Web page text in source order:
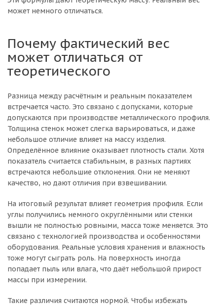
может немного отличаться.
Почему фактический вес
может отличаться от
теоретического
Разница между расчётным и реальным показателем
встречается часто. Это связано с допусками, которые
допускаются при производстве металлического профиля.
Толщина стенок может слегка варьироваться, и даже
небольшое отличие влияет на массу изделия.
Определённое влияние оказывает плотность стали. Хотя
показатель считается стабильным, в разных партиях
встречаются небольшие отклонения. Они не меняют
качество, но дают отличия при взвешивании.
На итоговый результат влияет геометрия профиля. Если
углы получились немного округлёнными или стенки
вышли не полностью ровными, масса тоже меняется. Это
связано с технологией производства и особенностями
оборудования. Реальные условия хранения и влажность
тоже могут сыграть роль. На поверхность иногда
попадает пыль или влага, что даёт небольшой прирост
массы при измерении.
Такие различия считаются нормой. Чтобы избежать